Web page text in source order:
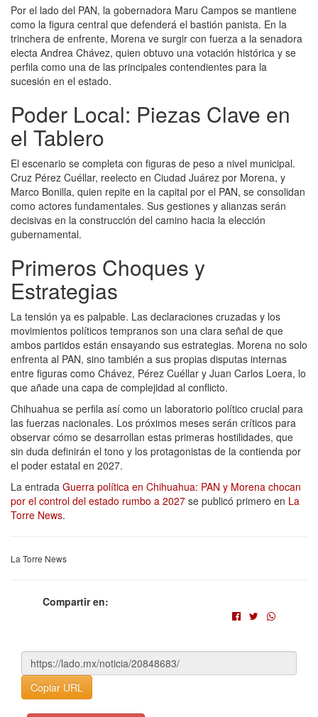
Por el lado del PAN, la gobernadora Maru Campos se mantiene
como la figura central que defenderá el bastión panista. En la
trinchera de enfrente, Morena ve surgir con fuerza a la senadora
electa Andrea Chávez, quien obtuvo una votación histórica y se
perfila como una de las principales contendientes para la
sucesión en el estado.
Poder Local: Piezas Clave en
el Tablero
El escenario se completa con figuras de peso a nivel municipal.
Cruz Pérez Cuéllar, reelecto en Ciudad Juárez por Morena, y
Marco Bonilla, quien repite en la capital por el PAN, se consolidan
como actores fundamentales. Sus gestiones y alianzas serán
decisivas en la construcción del camino hacia la elección
gubernamental.
Primeros Choques y
Estrategias
La tensión ya es palpable. Las declaraciones cruzadas y los
movimientos políticos tempranos son una clara señal de que
ambos partidos están ensayando sus estrategias. Morena no solo
enfrenta al PAN, sino también a sus propias disputas internas
entre figuras como Chávez, Pérez Cuéllar y Juan Carlos Loera, lo
que añade una capa de complejidad al conflicto.
Chihuahua se perfila así como un laboratorio político crucial para
las fuerzas nacionales. Los próximos meses serán críticos para
observar cómo se desarrollan estas primeras hostilidades, que
sin duda definirán el tono y los protagonistas de la contienda por
el poder estatal en 2027.
La entrada Guerra política en Chihuahua: PAN y Morena chocan
por el control del estado rumbo a 2027 se publicó primero en La
Torre News.
La Torre News
Compartir en:
Copiar URL